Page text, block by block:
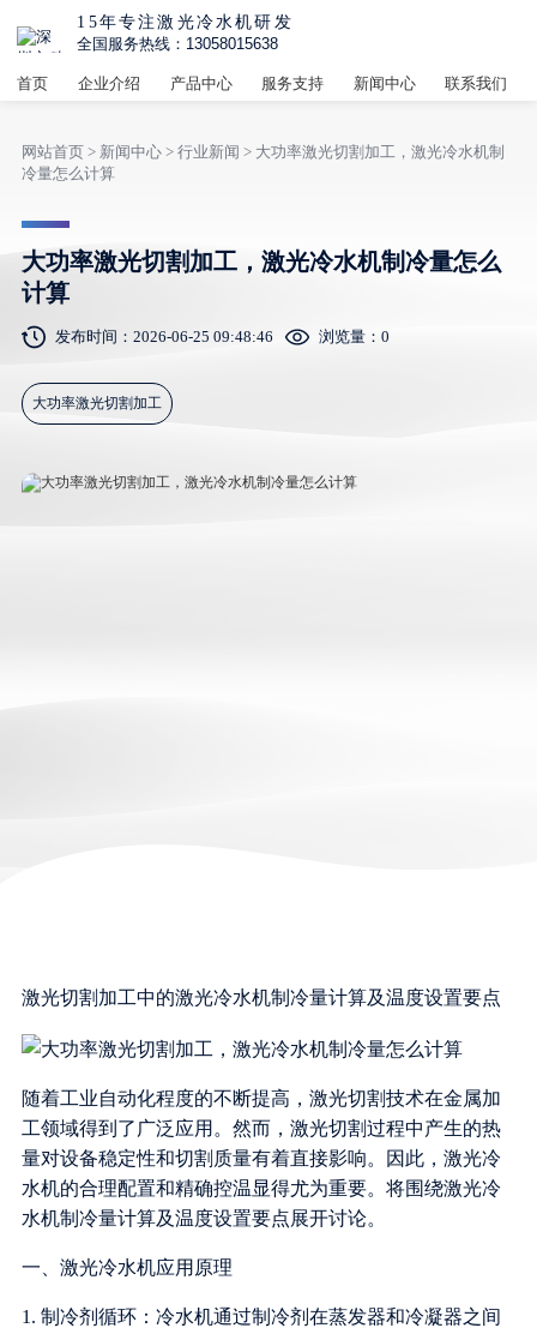
15年专注激光冷水机研发
全国服务热线：13058015638
首页 企业介绍 产品中心 服务支持 新闻中心 联系我们
网站首页> 新闻中心> 行业新闻 > 大功率激光切割加工，激光冷水机制
冷量怎么计算
大功率激光切割加工，激光冷水机制冷量怎么
计算
发布时间：2026-06-25 09:48:46 浏览量： 0
大功率激光切割加工
激光切割加工中的激光冷水机制冷量计算及温度设置要点
随着工业自动化程度的不断提高，激光切割技术在金属加
工领域得到了广泛应用。然而，激光切割过程中产生的热
量对设备稳定性和切割质量有着直接影响。因此，激光冷
水机的合理配置和精确控温显得尤为重要。将围绕激光冷
水机制冷量计算及温度设置要点展开讨论。
一、激光冷水机应用原理
1. 制冷剂循环：冷水机通过制冷剂在蒸发器和冷凝器之间